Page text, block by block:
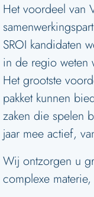
Het voordeel van
SROI kandidaten
in de regio weten
Het grootste
pakket kunnen
zaken die spelen
jaar mee actief,
Wij ontzorgen u
complexe